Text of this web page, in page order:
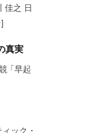
之 日
真実
「早起
ック・